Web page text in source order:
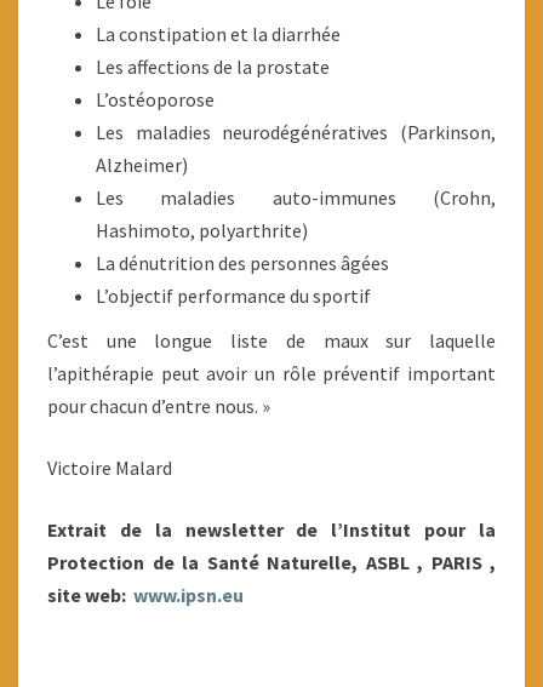
La constipation et la diarrhée
Les affections de la prostate
L’ostéoporose
Les maladies neurodégénératives (Parkinson,
Alzheimer)
Les maladies auto-immunes (Crohn,
Hashimoto, polyarthrite)
La dénutrition des personnes âgées
L’objectif performance du sportif
C’est une longue liste de maux sur laquelle
l’apithérapie peut avoir un rôle préventif important
pour chacun d’entre nous. »
Victoire Malard
Extrait de la newsletter de l’Institut pour la
Protection de la Santé Naturelle, ASBL , PARIS ,
site web: www.ipsn.eu